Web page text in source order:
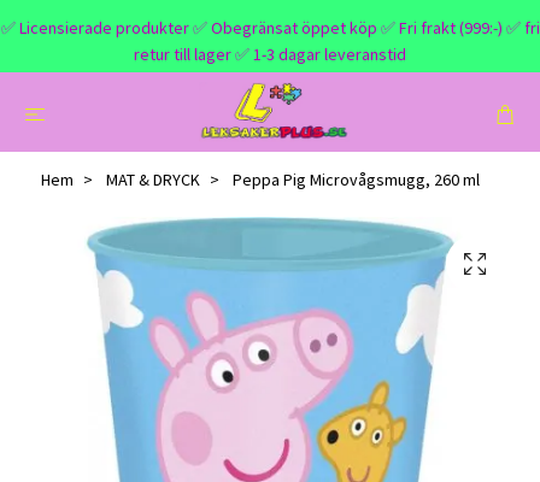
✅ Licensierade produkter ✅ Obegränsat öppet köp ✅ Fri frakt (999:-) ✅ fri
retur till lager ✅ 1-3 dagar leveranstid
Hem MAT & DRYCK Peppa Pig Microvågsmugg, 260 ml